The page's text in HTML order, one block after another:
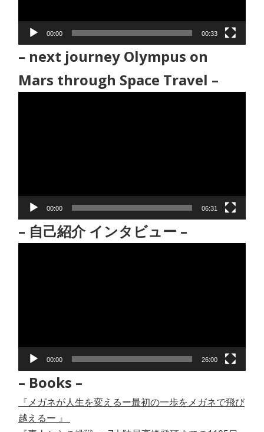
ー
00:00 00:33
– next journey Olympus on
Mars through Space Travel –
ー
00:00 06:31
– 自己紹介 インタビュー –
ー
00:00 26:00
– Books –
『メガネが人生を変えるー最初の一歩をメガネで飛び
越えるー 』